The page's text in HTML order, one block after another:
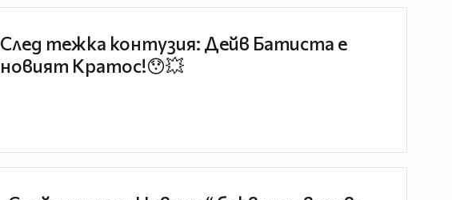
След тежка контузия: Дейв Батиста е
новият Кратос!😯💥